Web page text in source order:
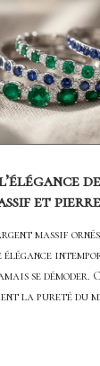
et
massif
élégance
se démoder.
la pureté du